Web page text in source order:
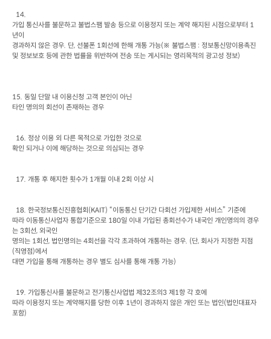
가입 통신사를 불문하고 불법스팸 발송 등으로 이용정지 또는 계약 해지된 시점으로부터 1
년이
경과하지 않은 경우. 단, 선불폰 1회선에 한해 개통 가능(※ 불법스팸 : 정보통신망이용촉진
및 정보보호 등에 관한 법률을 위반하여 전송 또는 게시되는 영리목적의 광고성 정보)
15. 동일 단말 내 이용신청 고객 본인이 아닌
타인 명의의 회선이 존재하는 경우
  16.
정상 이용 외 다른 목적으로 가입한 것으로
확인 되거나 이에 해당하는 것으로 의심되는 경우
  17.
개통 후 해지한 횟수가 1개월 이내 2회 이상 시
  18.
한국정보통신진흥협회 (KAIT) “이동통신 단기간 다회선 가입제한 서비스” 기준에
따라 이동통신사업자 통합기준으로 180일 이내 가입된 총회선수가 내국인 개인명의의 경우
는 3회선, 외국인
명의는 1회선, 법인명의는 4회선을 각각 초과하여 개통하는 경우. (단, 회사가 지정한 지점
(직영점)에서
대면 가입을 통해 개통하는 경우 별도 심사를 통해 개통 가능)
  19.
가입통신사를 불문하고 전기통신사업법 제 32조의3 제 1항 각 호에
따라 이용정지 또는 계약해지를 당한 이후 1년이 경과하지 않은 개인 또는 법인(법인대표자
포함)